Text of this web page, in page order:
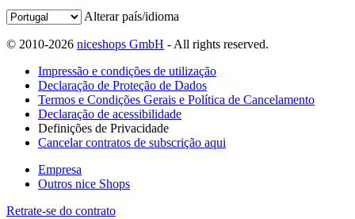
Alterar país/idioma
© 2010-2026 niceshops GmbH - All rights reserved.
Impressão e condições de utilização
Declaração de Proteção de Dados
Termos e Condições Gerais e Política de Cancelamento
Declaração de acessibilidade
Definições de Privacidade
Cancelar contratos de subscrição aqui
Empresa
Outros nice Shops
Retrate-se do contrato